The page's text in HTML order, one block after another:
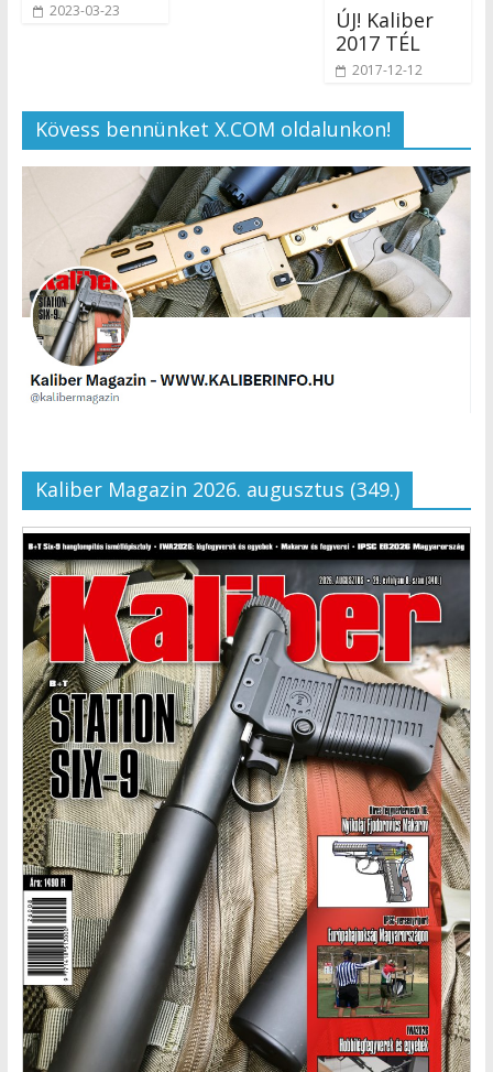
2023-03-23
ÚJ! Kaliber
2017 TÉL
2017-12-12
Kövess bennünket X.COM oldalunkon!
Kaliber Magazin 2026. augusztus (349.)